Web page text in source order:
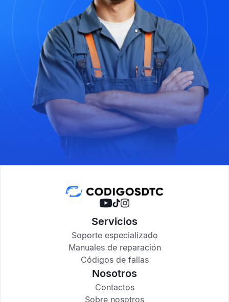
Servicios
Soporte especializado
Manuales de reparación
Códigos de fallas
Nosotros
Contactos
Sobre nosotros